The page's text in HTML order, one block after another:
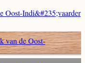
Oost-Indi&#235;vaarder
van de Oost-